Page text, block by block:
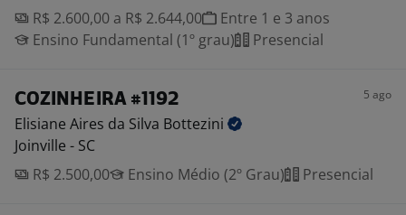
R$ 2.600,00 a R$ 2.644,00
Entre 1 e 3 anos
Ensino Fundamental (1º grau)
Presencial
COZINHEIRA #1192 5 ago
Elisiane Aires da Silva Bottezini
Joinville - SC
R$ 2.500,00
Ensino Médio (2º Grau) Presencial